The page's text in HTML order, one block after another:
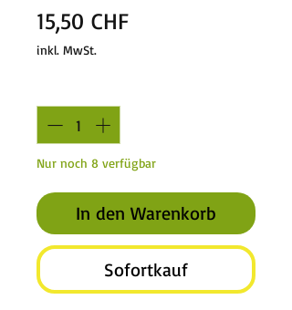
15,50 CHFPreis
inkl. MwSt.
Nur noch 8 verfügbar
In den Warenkorb
Sofortkauf